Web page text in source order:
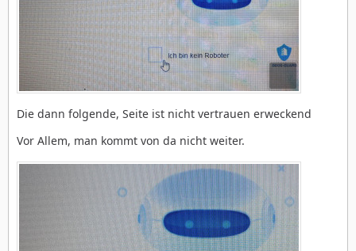
Die dann folgende, Seite ist nicht vertrauen erweckend
Vor Allem, man kommt von da nicht weiter.